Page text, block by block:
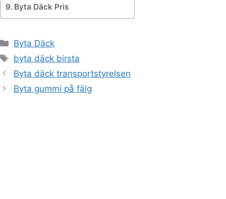
Byta Däck Pris
Kategorier
Byta Däck
Etiketter
byta däck birsta
Byta däck transportstyrelsen
Byta gummi på fälg